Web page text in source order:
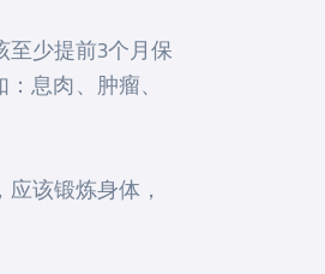
少提前3个月保
息肉、肿瘤、
该锻炼身体，